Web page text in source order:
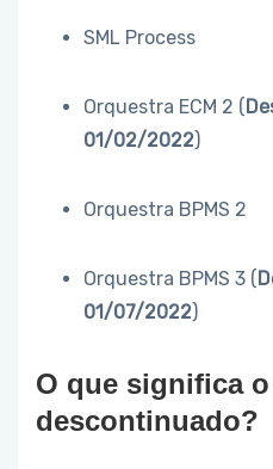
SML Process
Orquestra ECM 2 (
01/02/2022)
Orquestra BPMS 2
Orquestra BPMS 3 (
01/07/2022)
O que significa
descontinuado?